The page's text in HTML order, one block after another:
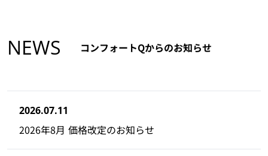
NEWS コンフォートQからのお知らせ
2026.07.11
2026年8月 価格改定のお知らせ